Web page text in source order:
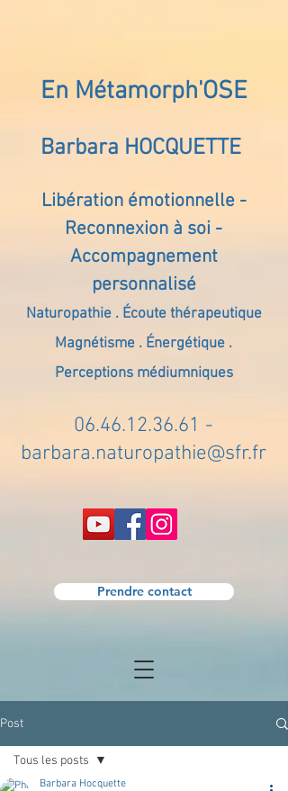
En Métamorph'OSE
Barbara HOCQUETTE
Libération émotionnelle -
Reconnexion à soi -
Accompagnement
personnalisé
Naturopathie . Écoute thérapeutique
Magnétisme . Énergétique .
Perceptions médiumniques
06.46.12.36.61 -
barbara.naturopathie@sfr.fr
Prendre contact
Post
Tous les posts
Barbara Hocquette